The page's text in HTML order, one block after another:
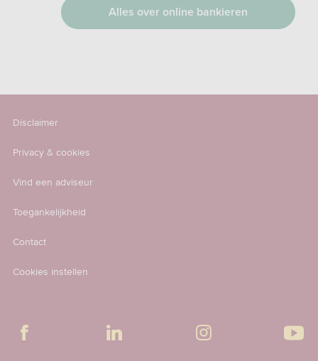
Alles over online bankieren
Disclaimer
Privacy & cookies
Vind een adviseur
Toegankelijkheid
Contact
Cookies instellen